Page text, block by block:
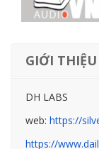
GIỚI THIỆU
DH LABS
web: https://
https://